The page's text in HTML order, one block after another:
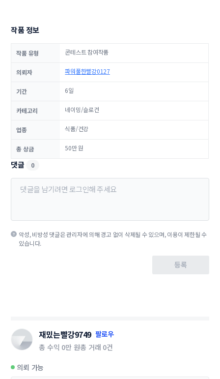
작품 정보
작품 유형 콘테스트 참여작품
의뢰자 파워풀한빨강0127
기간 6일
카테고리 네이밍/슬로건
업종 식품/건강
총 상금 50만 원
댓글 0
악성, 비방성 댓글은 관리자에 의해 경고 없이 삭제될 수 있으며, 이용이 제한될 수
있습니다.
등록
재밌는빨강9749 팔로우
총 수익 0만 원총 거래 0건
의뢰 가능